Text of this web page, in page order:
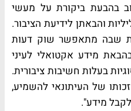
בהבעת ביקורת על מעשי
והבאתן לידיעת הציבור.
שבה מתאפשר שוק דעות
מידע אקטואלי לעיני
בעלות חשיבות ציבורית.
של העיתונאי להשמיע,
מידע".